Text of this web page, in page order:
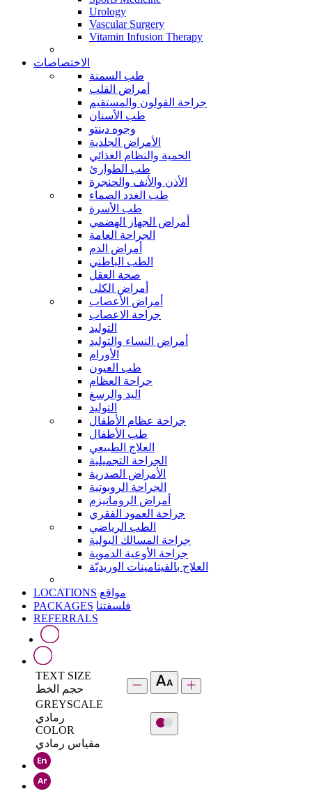
Urology
Vascular Surgery
Vitamin Infusion Therapy
الاختصاصات
طب السمنة
أمراض القلب
جراحة القولون والمستقيم
طب الأسنان
وجوه دينتو
الأمراض الجلدية
الحمية والنظام الغذائي
طب الطوارئ
الأذن والأنف والحنجرة
طب الغدد الصماء
طب الأسرة
أمراض الجهاز الهضمي
الجراحة العامة
أمراض الدم
الطب الباطني
صحة العقل
أمراض الكلى
أمراض الأعصاب
جراحة الاعصاب
التوليد
أمراض النساء والتوليد
الأورام
طب العيون
جراحة العظام
اليد والرسغ
التوليد
جراحة عظام الأطفال
طب الأطفال
العلاج الطبيعي
الجراحة التجميلية
الأمراض الصدرية
الجراحة الروبوتية
أمراض الروماتيزم
جراحة العمود الفقري
الطب الرياضي
جراحة المسالك البولية
جراحة الأوعية الدموية
العلاج بالفيتامينات الوريديّة
LOCATIONS مواقع
PACKAGES فلسفتنا
REFERRALS
TEXT SIZE
حجم الخط
GREYSCALE
رمادي
COLOR
مقياس رمادي